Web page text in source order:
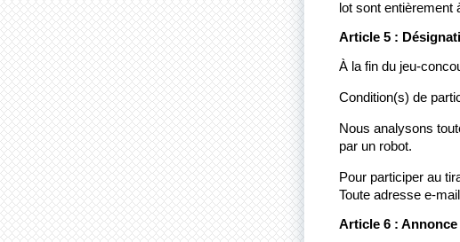
lot sont entièrement
Article 5 :
À la fin du jeu-
Condition(s) de
Nous analysons
par un robot.
Pour participer au
Toute adresse e-
Article 6 :